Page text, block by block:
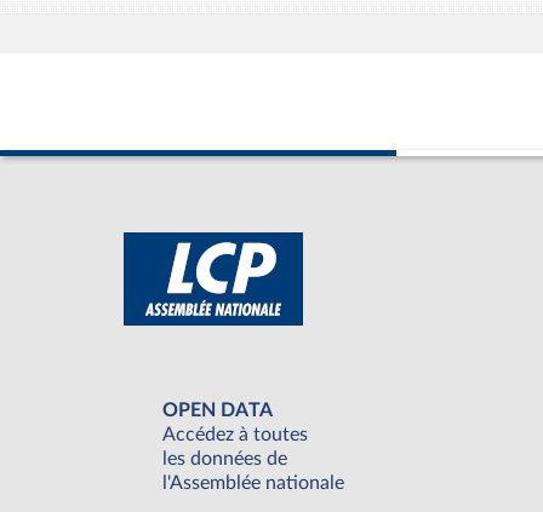
OPEN DATA
Accédez à toutes
les données de
l'Assemblée nationale